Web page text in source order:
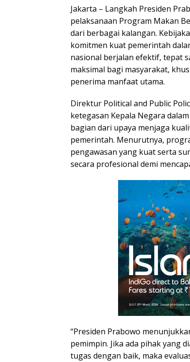
Jakarta – Langkah Presiden
pelaksanaan Program Makan
dari berbagai kalangan.
komitmen kuat pemerintah
nasional berjalan efektif, tepat
maksimal bagi masyarakat,
penerima manfaat utama.
Direktur Political and Public
ketegasan Kepala Negara
bagian dari upaya menjaga
pemerintah. Menurutnya,
pengawasan yang kuat serta
secara profesional demi
“Presiden Prabowo
pemimpin. Jika ada pihak yang
tugas dengan baik, maka